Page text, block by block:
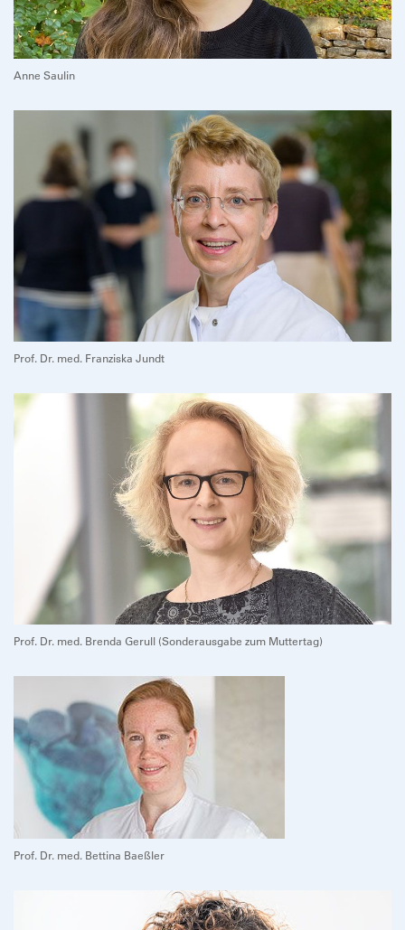
Anne Saulin
Prof. Dr. med. Franziska Jundt
Prof. Dr. med. Brenda Gerull (Sonderausgabe zum Muttertag)
Prof. Dr. med. Bettina Baeßler